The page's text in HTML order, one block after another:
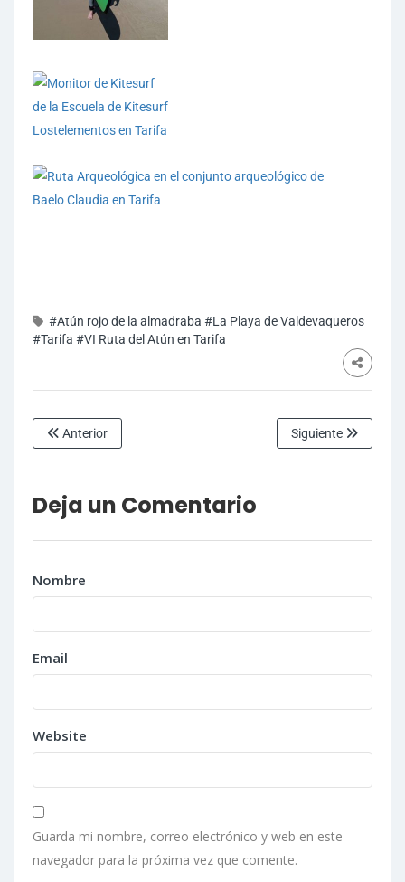
#Atún rojo de la almadraba #La Playa de Valdevaqueros
#Tarifa #VI Ruta del Atún en Tarifa
Anterior Siguiente
Deja un Comentario
Nombre
Email
Website
Guarda mi nombre, correo electrónico y web en este
navegador para la próxima vez que comente.